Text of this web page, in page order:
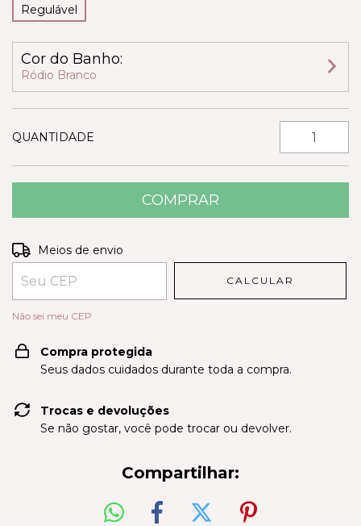
Regulável
Cor do Banho:
Ródio Branco
QUANTIDADE
Entregas para o CEP:
Meios de envio
CALCULAR
Não sei meu CEP
Compra protegida
Seus dados cuidados durante toda a compra.
Trocas e devoluções
Se não gostar, você pode trocar ou devolver.
Compartilhar: